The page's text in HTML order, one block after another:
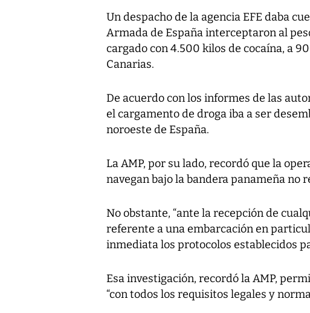
Un despacho de la agencia EFE daba
Armada de España interceptaron al
cargado con 4.500 kilos de cocaína, a
Canarias.
De acuerdo con los informes de las
el cargamento de droga iba a ser
noroeste de España.
La AMP, por su lado, recordó que la
navegan bajo la bandera panameña no
No obstante, “ante la recepción de
referente a una embarcación en
inmediata los protocolos establecidos
Esa investigación, recordó la AMP,
“con todos los requisitos legales y